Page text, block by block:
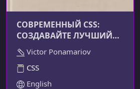
СОВРЕМЕННЫЙ CSS:
СОЗДАВАЙТЕ ЛУЧШИЙ
ПОЛЬЗОВАТЕЛЬСКИЙ
ОПЫТ
Victor Ponamariov
CSS
English